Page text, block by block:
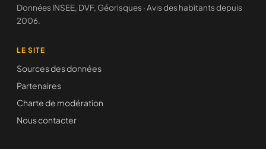
Données INSEE, DVF, Géorisques · Avis des habitants depuis
2006.
LE SITE
Sources des données
Partenaires
Charte de modération
Nous contacter